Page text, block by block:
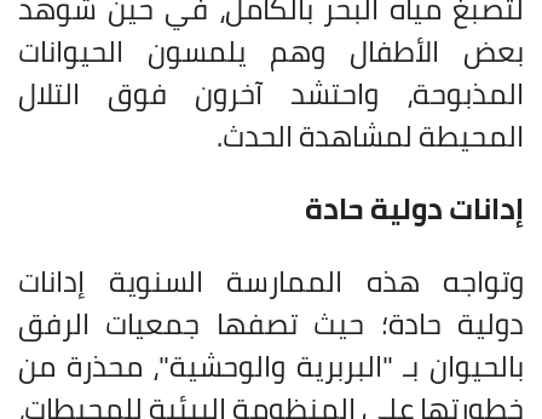
بعض الأطفال وهم يلمسون الحيوانات
المذبوحة، واحتشد آخرون فوق التلال
المحيطة لمشاهدة الحدث.
إدانات دولية حادة
وتواجه هذه الممارسة السنوية إدانات
دولية حادة؛ حيث تصفها جمعيات الرفق
بالحيوان بـ "البربرية والوحشية"، محذرة من